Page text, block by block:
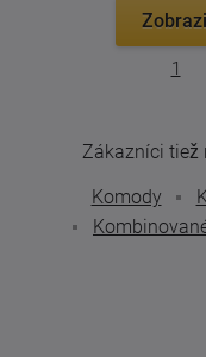
1
Zákazníci tiež
Komody